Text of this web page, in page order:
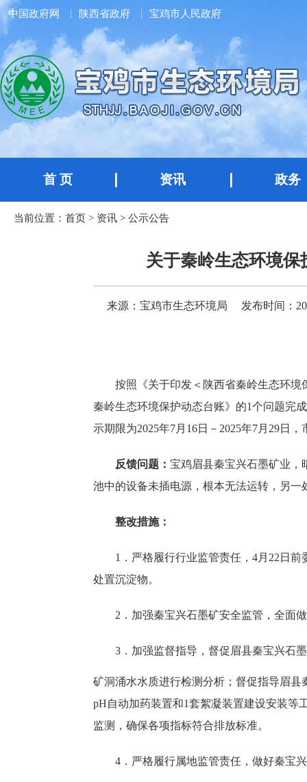
中国政府网 陕西省政府 宝鸡市人民政府
首 页 资讯 政务
当前位置： 首页 > 资讯 > 公示公告
关于秦岭生态环境
来源：宝鸡市生态环境局 发布时间：
按照《关于印发 ＜陕西省秦岭生态环
秦岭生态环境保护动态台账》的1个问题完
示期限为2025年7月16日－2025年7月29日
反馈问题： 宝鸡眉县秦宝兴石墨矿业，
池中的设备未插电源，根本无法运转，另
整改措施：
1．严格履行行业监管责任，4月22日
处置沉淀物。
2．加强秦宝兴石墨矿安全监管，全面
3．加强监督指导，督促眉县秦宝兴石
矿洞涌水水质进行检测分析；督促指导眉县
pH自动加药装置和1套絮凝装置建设安装等
监测，确保各项指标符合排放标准。
4．严格履行属地监管责任，做好秦宝